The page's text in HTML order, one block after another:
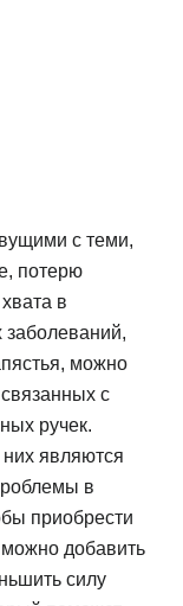
с теми,
потерю
в
заболеваний,
можно
с
ручек.
являются
в
приобрести
можно добавить
силу